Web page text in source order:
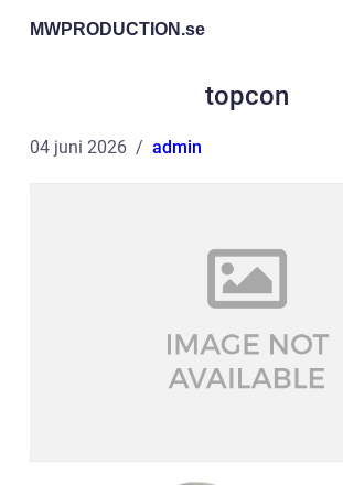
MWPRODUCTION.se
topcon
04 juni 2026 admin